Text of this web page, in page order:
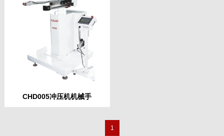
CHD005冲压机机械手
1